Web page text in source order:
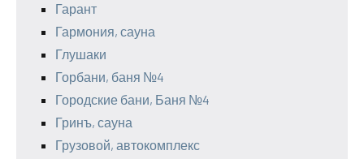
Гарант
Гармония, сауна
Глушаки
Горбани, баня №4
Городские бани, Баня №4
Гринъ, сауна
Грузовой, автокомплекс